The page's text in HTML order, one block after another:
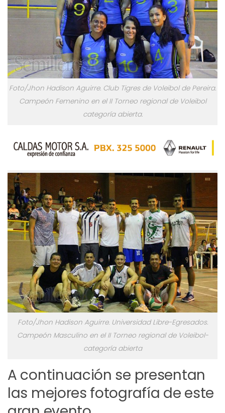
Foto/Jhon Hadison Aguirre. Club Tigres de Voleibol de Pereira.
Campeón Femenino en el II Torneo regional de Voleibol
categoría abierta.
Foto/Jhon Hadison Aguirre. Universidad Libre-Egresados.
Campeón Masculino en el II Torneo regional de Voleibol-
categoría abierta
A continuación se presentan
las mejores fotografía de este